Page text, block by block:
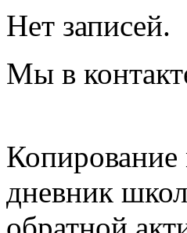
Нет записей.
Мы в
Копирование
дневник